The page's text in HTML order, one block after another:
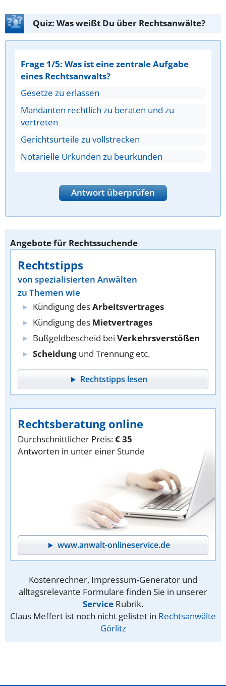
Quiz: Was weißt Du über Rechtsanwälte?
Frage 1/5: Was ist eine zentrale Aufgabe
eines Rechtsanwalts?
Gesetze zu erlassen
Mandanten rechtlich zu beraten und zu
vertreten
Gerichtsurteile zu vollstrecken
Notarielle Urkunden zu beurkunden
Antwort überprüfen
Angebote für Rechtssuchende
Rechtstipps
von spezialisierten Anwälten
zu Themen wie
Kündigung desArbeitsvertrages
Kündigung des Mietvertrages
Bußgeldbescheid bei Verkehrsverstößen
Scheidung und Trennung etc.
Rechtstipps lesen
Rechtsberatung online
Durchschnittlicher Preis:€ 35
Antworten in unter einer Stunde
www.anwalt-onlineservice.de
Kostenrechner, Impressum-Generator und
alltagsrelevante Formulare finden Sie in unserer
Service Rubrik.
Claus Meffert ist noch nicht gelistet in Rechtsanwälte
Görlitz